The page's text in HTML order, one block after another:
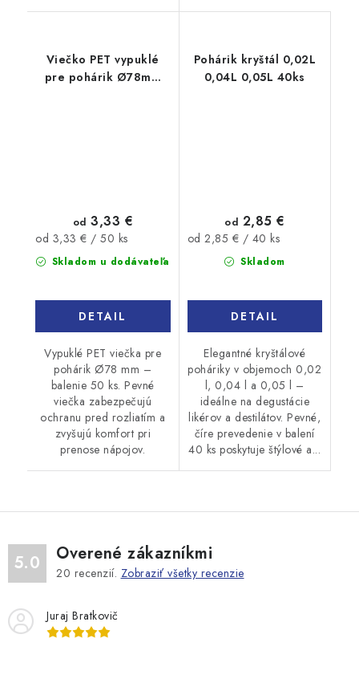
Viečko PET vypuklé
pre pohárik Ø78mm
Skladom u dodávateľa
od 3,33 €
Jednotková
cena:
od 3,33 € / 50 ks
DETAIL
Vypuklé PET viečka pre
pohárik Ø78 mm –
balenie 50 ks. Pevné
viečka zabezpečujú
ochranu pred rozliatím a
zvyšujú komfort pri
prenose nápojov.
Pohárik kryštál 0,02L
0,04L 0,05L 40ks
Skladom
od 2,85 €
Jednotková
od 2,85 € / 40 ks
DETAIL
Elegantné kryštálové
poháriky v objemoch 0,02
l, 0,04 l a 0,05 l –
ideálne na degustácie
likérov a destilátov. Pevné,
číre prevedenie v balení
40 ks poskytuje štýlové a...
5.0 Overené zákazníkmi
20 recenzií. Zobraziť všetky recenzie
Juraj Bratkovič